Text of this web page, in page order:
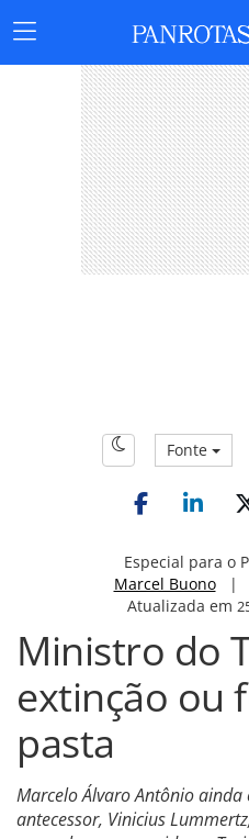
Menu
Principal
Fonte
Especial para o
Marcel Buono|
Atualizada em
Ministro do
extinção ou
pasta
Marcelo Álvaro Antônio
antecessor, Vinicius